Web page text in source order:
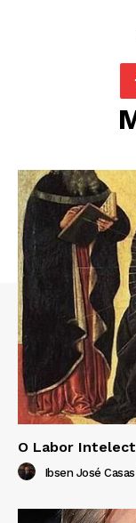
O Labor
Ibsen José